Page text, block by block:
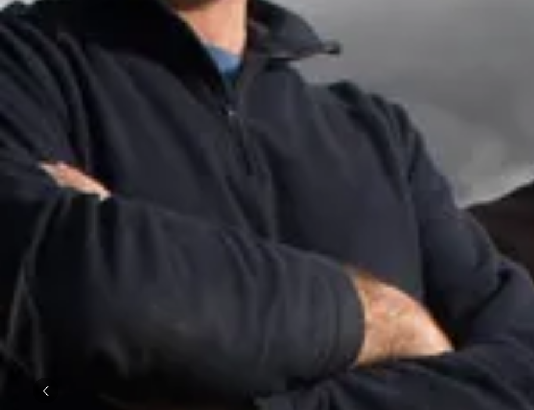
Champagne Lanson
Champagne Mercier
Champagne Moët & Chandon
Champagne Mumm
Champagne Ruinart
Champagne Taittinger
Champagne Veuve Clicquot
Prev